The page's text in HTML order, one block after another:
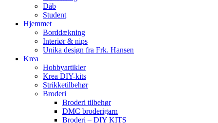
Dåb
Student
Hjemmet
Borddækning
Interiør & nips
Unika design fra Frk. Hansen
Krea
Hobbyartikler
Krea DIY-kits
Strikketilbehør
Broderi
Broderi tilbehør
DMC broderigarn
Broderi – DIY KITS